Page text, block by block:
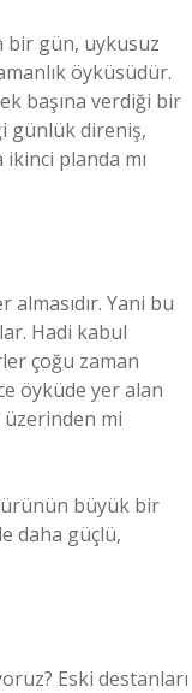
bir gün, uykusuz
öyküsüdür.
başına verdiği bir
günlük direniş,
planda mı
Yani bu
Hadi kabul
çoğu zaman
öyküde yer alan
üzerinden mi
büyük bir
daha güçlü,
Eski destanları